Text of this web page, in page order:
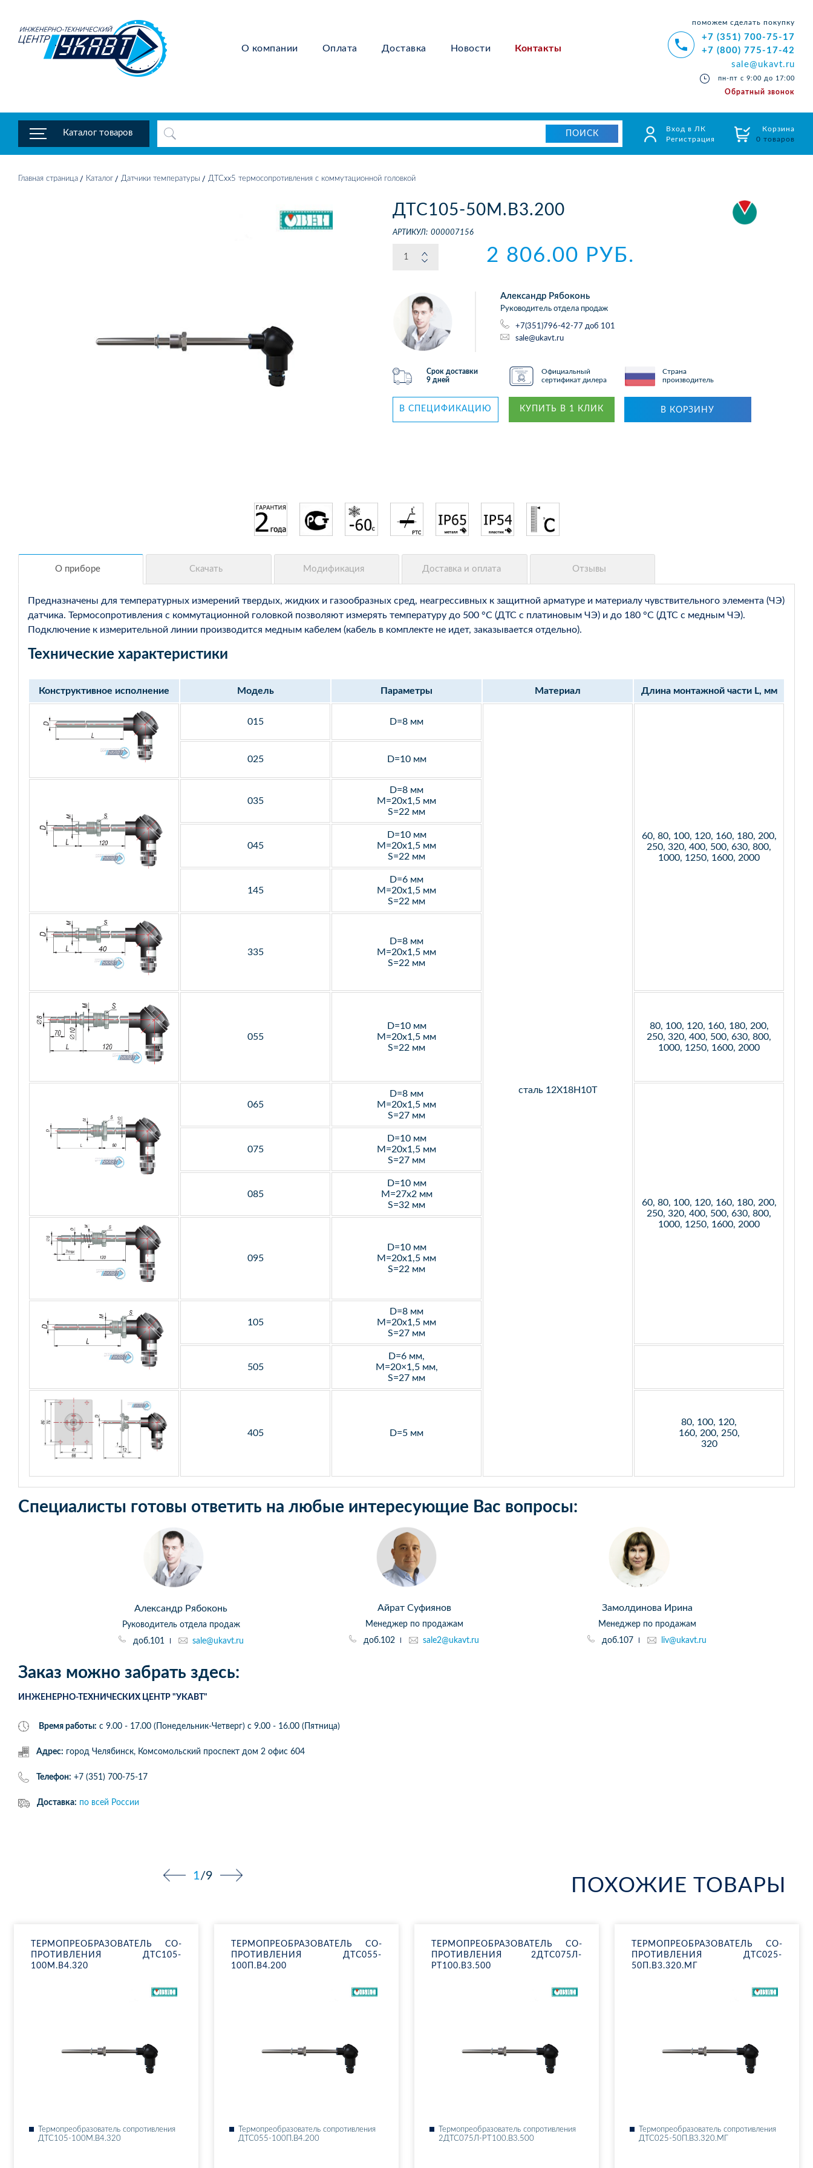
О компании Оплата Доставка Новости Контакты
поможем сделать покупку
+7 (351) 700-75-17
+7 (800) 775-17-42
sale@ukavt.ru
пн-пт с 9:00 до 17:00
Обратный звонок
Каталог товаров
Вход в ЛК
Регистрация
Корзина
0 товаров
Главная страница Каталог Датчики температуры ДТСхх5 термосопротивления с коммутационной головкой
ДТС105-50М.В3.200
АРТИКУЛ: 000007156
2 806.00 РУБ.
Александр Рябоконь
Руководитель отдела продаж
+7(351)796-42-77 доб 101
sale@ukavt.ru
Срок доставки
9 дней
Официальный
сертификат дилера
Страна
производитель
В СПЕЦИФИКАЦИЮ КУПИТЬ В 1 КЛИК В КОРЗИНУ
Предназначены для температурных измерений твердых, жидких и газообразных сред, неагрессивных к защитной арматуре и материалу чувствительного элемента (ЧЭ)
датчика. Термосопротивления с коммутационной головкой позволяют измерять температуру до 500 °С (ДТС с платиновым ЧЭ) и до 180 °С (ДТС с медным ЧЭ).
Подключение к измерительной линии производится медным кабелем (кабель в комплекте не идет, заказывается отдельно).
Технические характеристики
Конструктивное исполнение Модель Параметры Материал Длина монтажной части L, мм
015 D=8 мм
сталь 12Х18Н10Т
60, 80, 100, 120, 160, 180, 200,
250, 320, 400, 500, 630, 800,
1000, 1250, 1600, 2000
025 D=10 мм
035
D=8 мм
M=20х1,5 мм
S=22 мм
045
D=10 мм
M=20х1,5 мм
S=22 мм
145
D=6 мм
M=20х1,5 мм
S=22 мм
335
D=8 мм
M=20х1,5 мм
S=22 мм
055
D=10 мм
M=20х1,5 мм
S=22 мм
80, 100, 120, 160, 180, 200,
250, 320, 400, 500, 630, 800,
1000, 1250, 1600, 2000
065
D=8 мм
M=20х1,5 мм
S=27 мм
60, 80, 100, 120, 160, 180, 200,
250, 320, 400, 500, 630, 800,
1000, 1250, 1600, 2000
075
D=10 мм
M=20х1,5 мм
S=27 мм
085
D=10 мм
M=27х2 мм
S=32 мм
095
D=10 мм
M=20х1,5 мм
S=22 мм
105
D=8 мм
M=20х1,5 мм
S=27 мм
505
D=6 мм,
M=20×1,5 мм,
S=27 мм
405 D=5 мм
80, 100, 120,
160, 200, 250,
320
Специалисты готовы ответить на любые интересующие Вас вопросы:
Александр Рябоконь
Руководитель отдела продаж
доб.101
sale@ukavt.ru
Айрат Суфиянов
Менеджер по продажам
доб.102
sale2@ukavt.ru
Замолдинова Ирина
Менеджер по продажам
доб.107
liv@ukavt.ru
Заказ можно забрать здесь:
ИНЖЕНЕРНО-ТЕХНИЧЕСКИХ ЦЕНТР "УКАВТ"
Время работы: с 9.00 - 17.00 (Понедельник-Четверг) c 9.00 - 16.00 (Пятница)
Адрес: город Челябинск, Комсомольский проспект дом 2 офис 604
Телефон: +7 (351) 700-75-17
Доставка: по всей России
ПОХОЖИЕ ТОВАРЫ
1/9
ТЕР­МО­ПРЕ­ОБ­РА­ЗО­ВА­ТЕЛЬ СО­
ПРО­ТИВ­ЛЕ­НИЯ ДТ­С105-
100М.В4.320
Тер­мо­пре­об­ра­зо­ва­тель со­про­тив­ле­ния
ДТ­С105-100М.В4.320
ТЕР­МО­ПРЕ­ОБ­РА­ЗО­ВА­ТЕЛЬ СО­
ПРО­ТИВ­ЛЕ­НИЯ ДТ­С055-
100П.В4.200
Тер­мо­пре­об­ра­зо­ва­тель со­про­тив­ле­ния
ДТ­С055-100П.В4.200
ТЕР­МО­ПРЕ­ОБ­РА­ЗО­ВА­ТЕЛЬ СО­
ПРО­ТИВ­ЛЕ­НИЯ 2ДТ­С075Л-
РТ100.В3.500
Тер­мо­пре­об­ра­зо­ва­тель со­про­тив­ле­ния
2ДТ­С075Л-РТ100.В3.500
ТЕР­МО­ПРЕ­ОБ­РА­ЗО­ВА­ТЕЛЬ СО­
ПРО­ТИВ­ЛЕ­НИЯ ДТ­С025-
50П.В3.320.МГ
Тер­мо­пре­об­ра­зо­ва­тель со­про­тив­ле­ния
ДТ­С025-50П.В3.320.МГ